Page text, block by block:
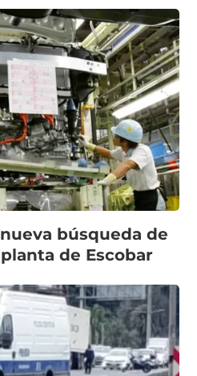
búsqueda de
de Escobar